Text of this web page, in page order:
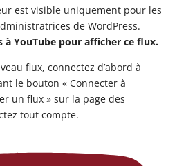
est visible uniquement pour les
de WordPress.
à YouTube pour afficher ce flux.
flux, connectez d’abord à
le bouton « Connecter à
un flux » sur la page des
tout compte.